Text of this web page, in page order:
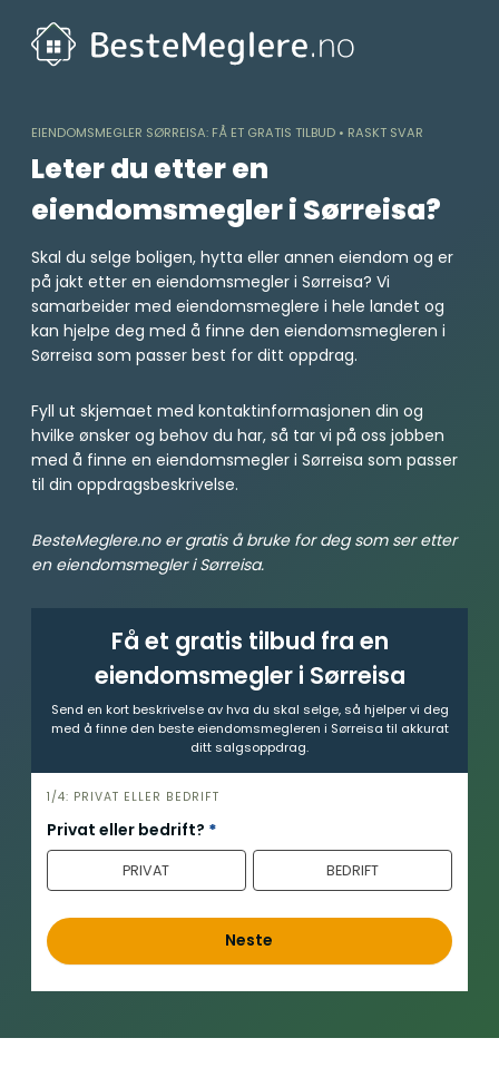
content
EIENDOMSMEGLER SØRREISA: FÅ ET GRATIS TILBUD • RASKT SVAR
Leter du etter en
eiendomsmegler i Sørreisa?
Skal du selge boligen, hytta eller annen eiendom og er
på jakt etter en eiendomsmegler i Sørreisa? Vi
samarbeider med eiendomsmeglere i hele landet og
kan hjelpe deg med å finne den eiendomsmegleren i
Sørreisa som passer best for ditt oppdrag.
Fyll ut skjemaet med kontaktinformasjonen din og
hvilke ønsker og behov du har, så tar vi på oss jobben
med å finne en eiendomsmegler i Sørreisa som passer
til din oppdragsbeskrivelse.
BesteMeglere.no er gratis å bruke for deg som ser etter
en eiendomsmegler i Sørreisa.
Få et gratis tilbud fra en
eiendomsmegler i Sørreisa
Send en kort beskrivelse av hva du skal selge, så hjelper vi deg
med å finne den beste eiendomsmegleren i Sørreisa til akkurat
ditt salgsoppdrag.
h
e
r
1/4: PRIVAT ELLER BEDRIFT
Privat eller bedrift? *
PRIVAT BEDRIFT
Neste